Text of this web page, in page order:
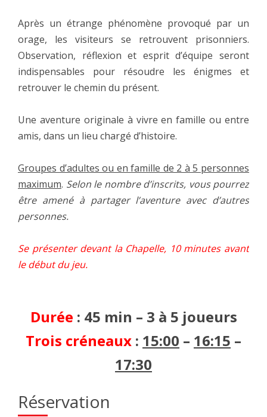
Après un étrange phénomène provoqué par un
orage, les visiteurs se retrouvent prisonniers.
Observation, réflexion et esprit d’équipe seront
indispensables pour résoudre les énigmes et
retrouver le chemin du présent.
Une aventure originale à vivre en famille ou entre
amis, dans un lieu chargé d’histoire.
Groupes d’adultes ou en famille de 2 à 5 personnes
maximum. Selon le nombre d’inscrits, vous pourrez
être amené à partager l’aventure avec d’autres
personnes.
Se présenter devant la Chapelle, 10 minutes avant
le début du jeu.
Durée : 45 min – 3 à 5 joueurs
Trois créneaux : 15:00 – 16:15 –
17:30
Réservation